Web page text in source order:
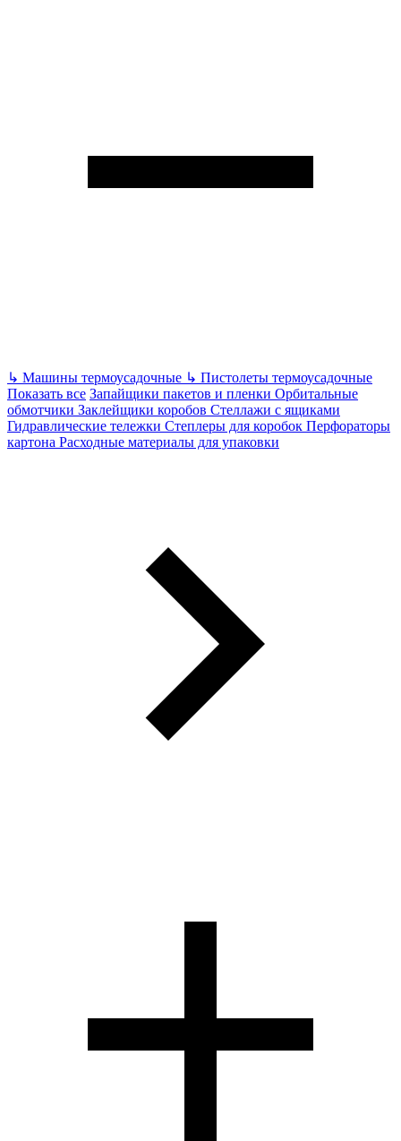
↳ Машины термоусадочные ↳ Пистолеты термоусадочные
Показать все Запайщики пакетов и пленки Орбитальные
обмотчики Заклейщики коробов Стеллажи с ящиками
Гидравлические тележки Степлеры для коробок Перфораторы
картона Расходные материалы для упаковки